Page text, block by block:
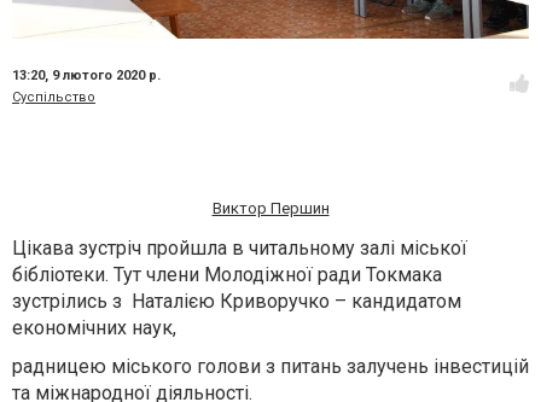
13:20, 9 лютого 2020 р.
Суспільство
Виктор Першин
Цікава зустріч пройшла в читальному залі міської
бібліотеки. Тут члени Молодіжної ради Токмака
зустрілись з Наталією Криворучко – кандидатом
економічних наук,
радницею міського голови з питань залучень інвестицій
та міжнародної діяльності.